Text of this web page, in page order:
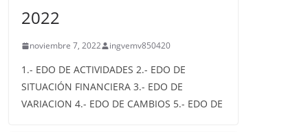
2022
noviembre 7, 2022 ingvemv850420
1.- EDO DE ACTIVIDADES 2.- EDO DE
SITUACIÓN FINANCIERA 3.- EDO DE
VARIACION 4.- EDO DE CAMBIOS 5.- EDO DE